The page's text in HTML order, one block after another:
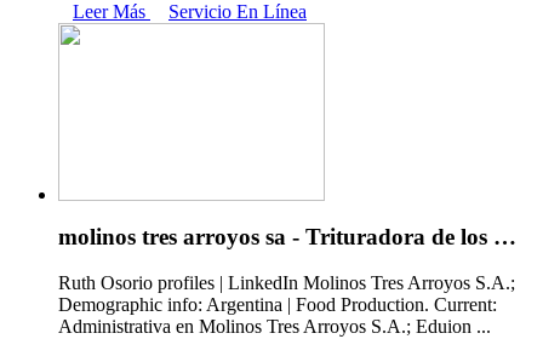
Leer Más
Servicio En Línea
molinos tres arroyos sa - Trituradora de los …
Ruth Osorio profiles | LinkedIn Molinos Tres Arroyos S.A.;
Demographic info: Argentina | Food Production. Current:
Administrativa en Molinos Tres Arroyos S.A.; Eduion ...